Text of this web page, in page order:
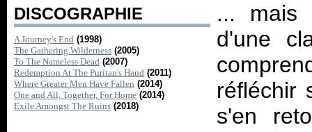
DISCOGRAPHIE
A Journey's End (1998)
The Gathering Wilderness (2005)
To The Nameless Dead (2007)
Redemption At The Puritan's Hand (2011)
Where Greater Men Have Fallen (2014)
One and All, Together, For Home (2014)
Exile Amongst The Ruins (2018)
... mais
d'une
réfléchir
s'en